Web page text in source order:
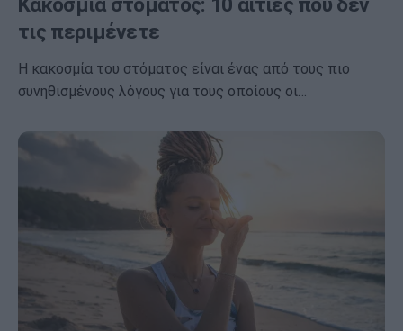
τις περιμένετε
Η κακοσμία του στόματος είναι ένας από τους πιο
συνηθισμένους λόγους για τους οποίους οι…